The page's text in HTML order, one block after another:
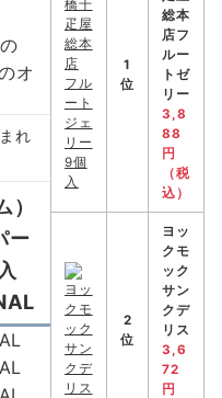
れ
1
位
総本
店フ
ルー
トゼ
リー
3,8
88
円
（税
込）
2
位
ヨッ
クモ
ック
サン
クデ
リス
3,6
72
円